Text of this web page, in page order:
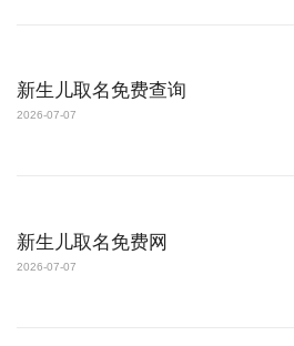
新生儿取名免费查询
2026-07-07
新生儿取名免费网
2026-07-07